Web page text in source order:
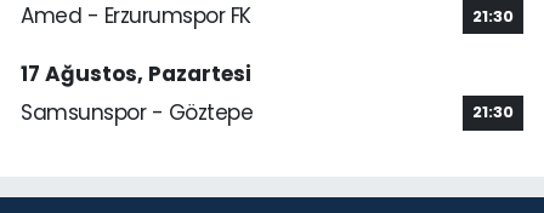
Amed - Erzurumspor FK 21:30
17 Ağustos, Pazartesi
Samsunspor - Göztepe
21:30